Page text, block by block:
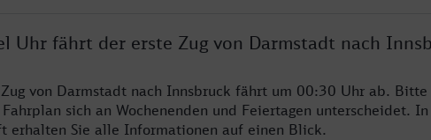
Uhr fährt der erste Zug von Darmstadt nach
von Darmstadt nach Innsbruck fährt um 00:30 Uhr ab. Bitte
sich an Wochenenden und Feiertagen unterscheidet.
erhalten Sie alle Informationen auf einen Blick.